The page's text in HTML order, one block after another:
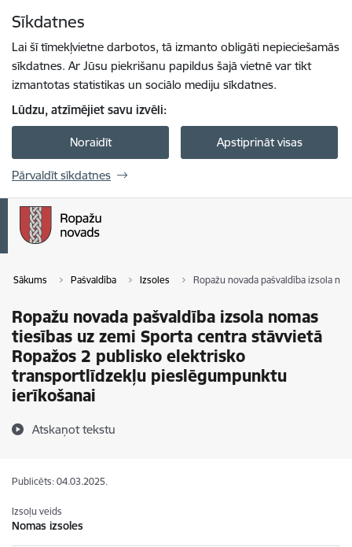
Sīkdatnes
Lai šī tīmekļvietne darbotos, tā izmanto obligāti nepieciešamās
sīkdatnes. Ar Jūsu piekrišanu papildus šajā vietnē var tikt
izmantotas statistikas un sociālo mediju sīkdatnes.
Lūdzu, atzīmējiet savu izvēli:
Noraidīt Apstiprināt visas
Pārvaldīt sīkdatnes
Sākums Pašvaldība Izsoles Ropažu novada pašvaldība izsola
Ropažu novada pašvaldība izsola nomas
tiesības uz zemi Sporta centra stāvvietā
Ropažos 2 publisko elektrisko
transportlīdzekļu pieslēgumpunktu
ierīkošanai
Atskaņot tekstu
Publicēts: 04.03.2025.
Izsoļu veids
Nomas izsoles